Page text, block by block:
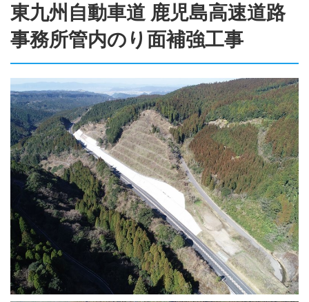
東九州自動車道 鹿児島高速道路
事務所管内のり面補強工事